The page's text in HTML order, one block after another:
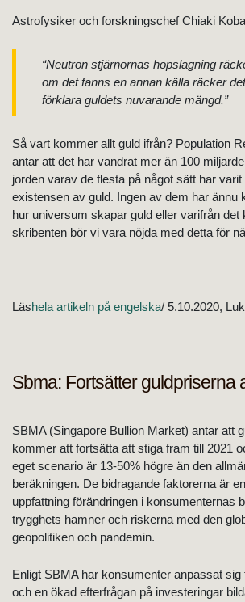
Astrofysiker och forskningschef Chiaki
“Neutron stjärnornas hopslagning
om det fanns en annan källa räcker
förklara guldets nuvarande mängd.”
Så vart kommer allt guld ifrån? Population
antar att det har vandrat mer än 100
jorden varav de flesta på något sätt har
existensen av guld. Ingen av dem har ännu
hur universum skapar guld eller varifrån det
skribenten bör vi vara nöjda med detta för
Läshela artikeln på engelska/ 5.10.2020,
Sbma: Fortsätter guldpriserna
SBMA (Singapore Bullion Market) antar att
kommer att fortsätta att stiga fram till 2021
eget scenario är 13-50% högre än den
beräkningen. De bidragande faktorerna är
uppfattning förändringen i konsumenternas
trygghets hamner och riskerna med den
geopolitiken och pandemin.
Enligt SBMA har konsumenter anpassat sig
och en ökad efterfrågan på investeringar